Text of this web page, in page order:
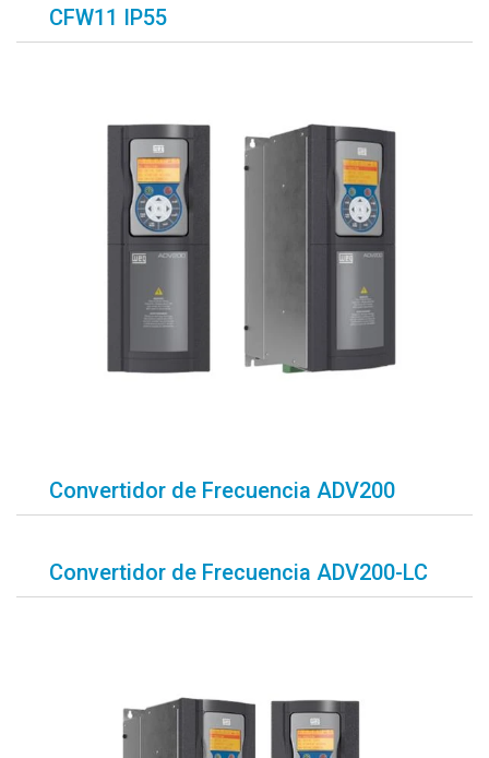
CFW11 IP55
Convertidor de Frecuencia ADV200
Convertidor de Frecuencia ADV200-LC